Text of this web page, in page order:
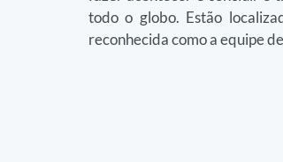
todo o globo. Estão
reconhecida como a equipe